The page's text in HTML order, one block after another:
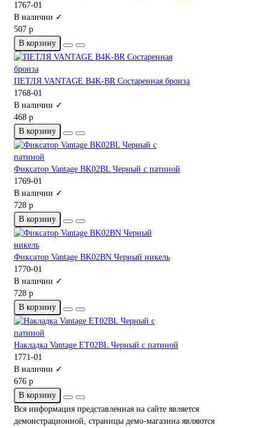
1767-01
В наличии ✓
507 р
В корзину
ПЕТЛЯ VANTAGE B4K-BR Состаренная бронза
1768-01
В наличии ✓
468 р
В корзину
Фиксатор Vantage BK02BL Черный с патиной
1769-01
В наличии ✓
728 р
В корзину
Фиксатор Vantage BK02BN Черный никель
1770-01
В наличии ✓
728 р
В корзину
Накладка Vantage ET02BL Черный с патиной
1771-01
В наличии ✓
676 р
В корзину
Вся информация представленная на сайте является
демонстрационной, страницы демо-магазина являются